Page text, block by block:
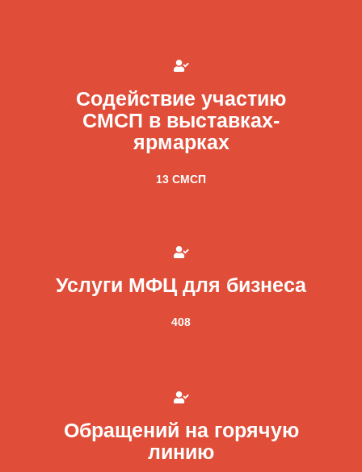
Содействие участию
СМСП в выставках-
ярмарках
13 СМСП
Услуги МФЦ для бизнеса
408
Обращений на горячую
линию